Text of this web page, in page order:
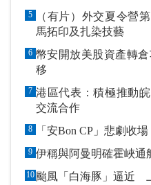
5
（有片）外交夏令營
馬拓印及扎染技藝
6 幣安開放美股資產轉
移
7 港區代表：積極推動
交流合作
8 「安Bon CP」悲劇收
9 伊稱與阿曼明確霍峽通
10 颱風「白海豚」逼近